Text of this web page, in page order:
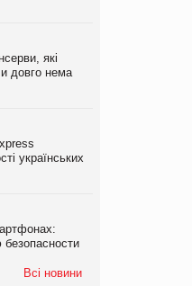
які
довго нема
українських
Всі новини